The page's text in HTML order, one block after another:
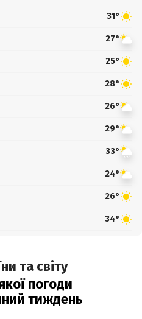
31°
27°
25°
28°
26°
29°
33°
24°
26°
34°
та світу
погоди
тиждень